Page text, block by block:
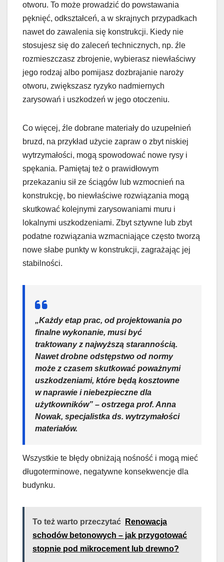
otworu. To może prowadzić do powstawania
pęknięć, odkształceń, a w skrajnych przypadkach
nawet do zawalenia się konstrukcji. Kiedy nie
stosujesz się do zaleceń technicznych, np. źle
rozmieszczasz zbrojenie, wybierasz niewłaściwy
jego rodzaj albo pomijasz dozbrajanie naroży
otworu, zwiększasz ryzyko nadmiernych
zarysowań i uszkodzeń w jego otoczeniu.
Co więcej, źle dobrane materiały do uzupełnień
bruzd, na przykład użycie zapraw o zbyt niskiej
wytrzymałości, mogą spowodować nowe rysy i
spękania. Pamiętaj też o prawidłowym
przekazaniu sił ze ściągów lub wzmocnień na
konstrukcję, bo niewłaściwe rozwiązania mogą
skutkować kolejnymi zarysowaniami muru i
lokalnymi uszkodzeniami. Zbyt sztywne lub zbyt
podatne rozwiązania wzmacniające często tworzą
nowe słabe punkty w konstrukcji, zagrażając jej
stabilności.
„Każdy etap prac, od projektowania po
finalne wykonanie, musi być
traktowany z najwyższą starannością.
Nawet drobne odstępstwo od normy
może z czasem skutkować poważnymi
uszkodzeniami, które będą kosztowne
w naprawie i niebezpieczne dla
użytkowników” – ostrzega prof. Anna
Nowak, specjalistka ds. wytrzymałości
materiałów.
Wszystkie te błędy obniżają nośność i mogą mieć
długoterminowe, negatywne konsekwencje dla
budynku.
To też warto przeczytać
Renowacja
schodów betonowych – jak przygotować
stopnie pod mikrocement lub drewno?